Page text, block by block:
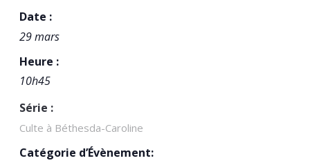
Date :
29 mars
Heure :
10h45
Série :
Culte à Béthesda-Caroline
Catégorie d’Évènement: